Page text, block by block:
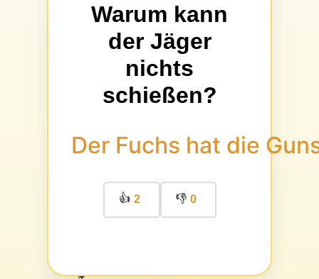
Warum kann
der Jäger
nichts
schießen?
Der Fuchs hat die
👍 2 👎 0